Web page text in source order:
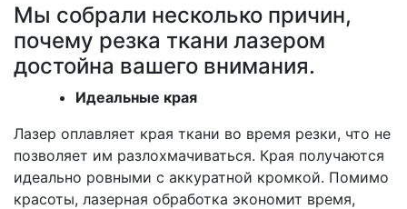
Мы собрали несколько причин,
почему резка ткани лазером
достойна вашего внимания.
Идеальные края
Лазер оплавляет края ткани во время резки, что не
позволяет им разлохмачиваться. Края получаются
идеально ровными с аккуратной кромкой. Помимо
красоты, лазерная обработка экономит время,